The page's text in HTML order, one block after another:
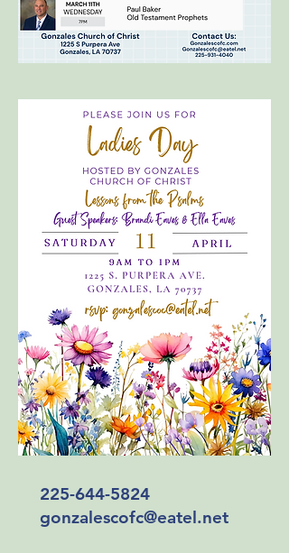
225-644-5824
gonzalescofc@eatel.net